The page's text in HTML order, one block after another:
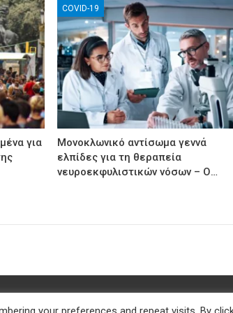
για
COVID-19
Μονοκλωνικό αντίσωμα γεννά
ελπίδες για τη θεραπεία
νευροεκφυλιστικών νόσων – Ο…